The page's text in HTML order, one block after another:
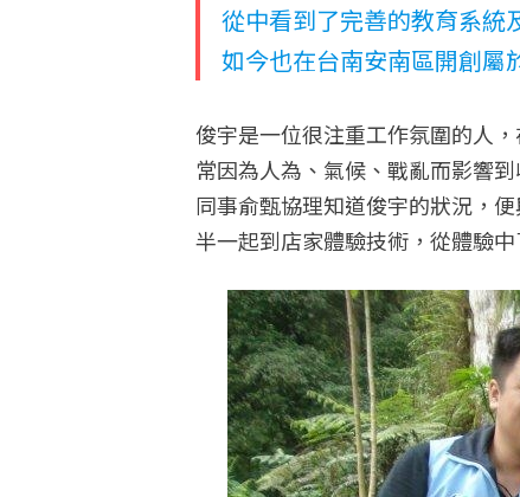
從中看到了完善的教育系統
如今也在台南安南區開創屬
俊宇是一位很注重工作氛圍的人
常因為人為、氣候、戰亂而影響
同事俞甄協理知道俊宇的狀況，
半一起到店家體驗技術，從體驗